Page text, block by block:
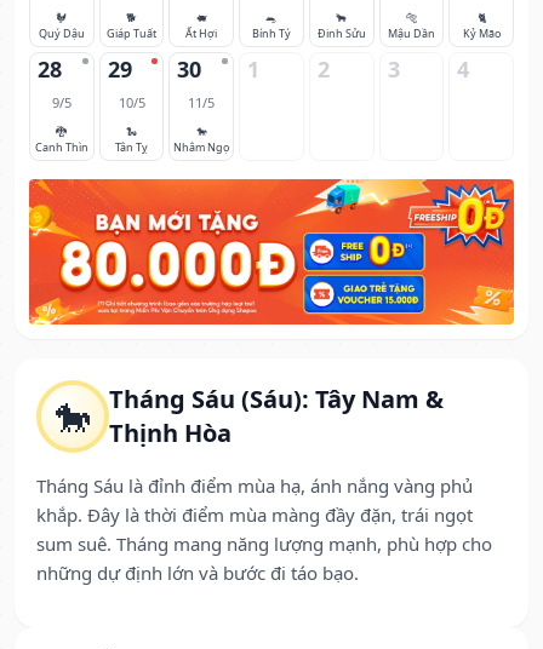
🐎 Tháng Sáu (Sáu): Tây Nam &
Thịnh Hòa
Tháng Sáu là đỉnh điểm mùa hạ, ánh nắng vàng phủ
khắp. Đây là thời điểm mùa màng đầy đặn, trái ngọt
sum suê. Tháng mang năng lượng mạnh, phù hợp cho
những dự định lớn và bước đi táo bạo.
🐓
Quý Dậu
🐕
Giáp Tuất
🐖
Ất Hợi
🐀
Bính Tý
🐂
Đinh Sửu
🐅
Mậu Dần
🐈
Kỷ Mão
28
9/5
🐉
Canh Thìn
29
10/5
🐍
Tân Tỵ
30
11/5
🐎
Nhâm Ngọ
1 2 3 4